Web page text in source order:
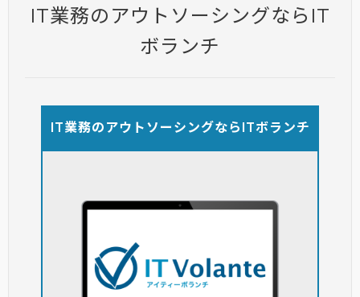
IT業務のアウトソーシングならIT
ボランチ
IT業務のアウトソーシングならITボランチ